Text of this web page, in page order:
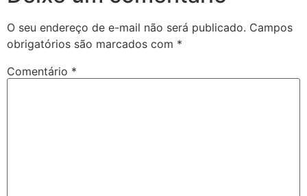
O seu endereço de e-mail não será publicado. Campos
obrigatórios são marcados com *
Comentário *